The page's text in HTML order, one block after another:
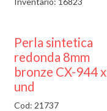
Perla sintetica
redonda 8mm
bronze CX-944 x
und
Cod: 21737